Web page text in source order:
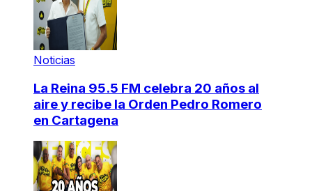
Noticias
La Reina 95.5 FM celebra 20 años al
aire y recibe la Orden Pedro Romero
en Cartagena